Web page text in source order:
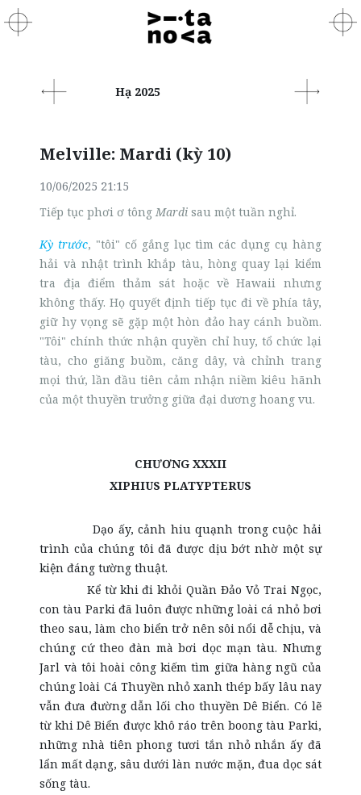
Hạ 2025
Melville: Mardi (kỳ 10)
10/06/2025 21:15
Tiếp tục phơi ơ tôngMardisau một tuần nghỉ.
Kỳ trước, "tôi" cố gắng lục tìm các dụng cụ hàng
hải và nhật trình khắp tàu, hòng quay lại kiểm
tra địa điểm thảm sát hoặc về Hawaii nhưng
không thấy. Họ quyết định tiếp tục đi về phía tây,
giữ hy vọng sẽ gặp một hòn đảo hay cánh buồm.
"Tôi" chính thức nhận quyền chỉ huy, tổ chức lại
tàu, cho giăng buồm, căng dây, và chỉnh trang
mọi thứ, lần đầu tiên cảm nhận niềm kiêu hãnh
của một thuyền trưởng giữa đại dương hoang vu.
CHƯƠNG XXXII
XIPHIUS PLATYPTERUS
Dạo ấy, cảnh hiu quạnh trong cuộc hải
trình của chúng tôi đã được dịu bớt nhờ một sự
kiện đáng tường thuật.
Kể từ khi đi khỏi Quần Đảo Vỏ Trai Ngọc,
con tàu Parki đã luôn được những loài cá nhỏ bơi
theo sau, làm cho biển trở nên sôi nổi dễ chịu, và
chúng cứ theo đàn mà bơi dọc mạn tàu. Nhưng
Jarl và tôi hoài công kiếm tìm giữa hàng ngũ của
chúng loài Cá Thuyền nhỏ xanh thép bấy lâu nay
vẫn đưa đường dẫn lối cho thuyền Dê Biển. Có lẽ
từ khi Dê Biển được khô ráo trên boong tàu Parki,
những nhà tiên phong tươi tắn nhỏ nhắn ấy đã
lẩn mất dạng, sâu dưới làn nước mặn, đua dọc sát
sống tàu.